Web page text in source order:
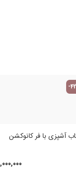
-
آشپزی با فر کانوکشن